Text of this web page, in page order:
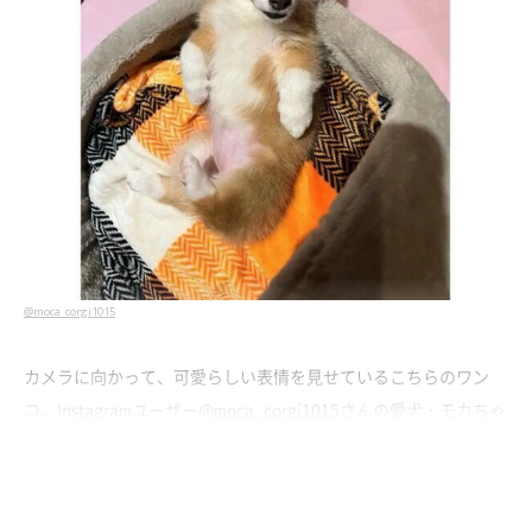
@moca_corgi1015
カメラに向かって、可愛らしい表情を見せているこちらのワン
@moca_corgi1015 さんの愛犬・モカちゃ